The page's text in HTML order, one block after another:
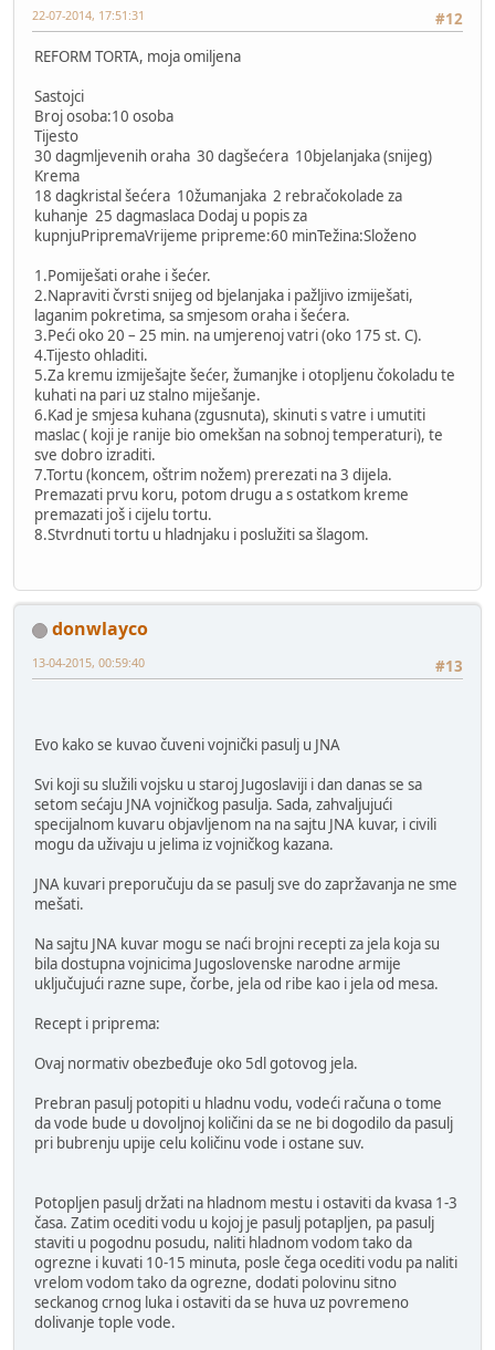
#12
22-07-2014, 17:51:31
REFORM TORTA, moja omiljena
Sastojci
Broj osoba:10 osoba
Tijesto
30 dagmljevenih oraha 30 dagšećera 10bjelanjaka (snijeg)
Krema
18 dagkristal šećera 10žumanjaka 2 rebračokolade za
kuhanje 25 dagmaslaca Dodaj u popis za
kupnjuPripremaVrijeme pripreme:60 minTežina:Složeno
1.Pomiješati orahe i šećer.
2.Napraviti čvrsti snijeg od bjelanjaka i pažljivo izmiješati,
laganim pokretima, sa smjesom oraha i šećera.
3.Peći oko 20 – 25 min. na umjerenoj vatri (oko 175 st. C).
4.Tijesto ohladiti.
5.Za kremu izmiješajte šećer, žumanjke i otopljenu čokoladu te
kuhati na pari uz stalno miješanje.
6.Kad je smjesa kuhana (zgusnuta), skinuti s vatre i umutiti
maslac ( koji je ranije bio omekšan na sobnoj temperaturi), te
sve dobro izraditi.
7.Tortu (koncem, oštrim nožem) prerezati na 3 dijela.
Premazati prvu koru, potom drugu a s ostatkom kreme
premazati još i cijelu tortu.
8.Stvrdnuti tortu u hladnjaku i poslužiti sa šlagom.
donwlayco
#13
13-04-2015, 00:59:40
Evo kako se kuvao čuveni vojnički pasulj u JNA
Svi koji su služili vojsku u staroj Jugoslaviji i dan danas se sa
setom sećaju JNA vojničkog pasulja. Sada, zahvaljujući
specijalnom kuvaru objavljenom na na sajtu JNA kuvar, i civili
mogu da uživaju u jelima iz vojničkog kazana.
JNA kuvari preporučuju da se pasulj sve do zapržavanja ne sme
mešati.
Na sajtu JNA kuvar mogu se naći brojni recepti za jela koja su
bila dostupna vojnicima Jugoslovenske narodne armije
uključujući razne supe, čorbe, jela od ribe kao i jela od mesa.
Recept i priprema:
Ovaj normativ obezbeđuje oko 5dl gotovog jela.
Prebran pasulj potopiti u hladnu vodu, vodeći računa o tome
da vode bude u dovoljnoj količini da se ne bi dogodilo da pasulj
pri bubrenju upije celu količinu vode i ostane suv.
Potopljen pasulj držati na hladnom mestu i ostaviti da kvasa 1-3
časa. Zatim ocediti vodu u kojoj je pasulj potapljen, pa pasulj
staviti u pogodnu posudu, naliti hladnom vodom tako da
ogrezne i kuvati 10-15 minuta, posle čega ocediti vodu pa naliti
vrelom vodom tako da ogrezne, dodati polovinu sitno
seckanog crnog luka i ostaviti da se huva uz povremeno
dolivanje tople vode.